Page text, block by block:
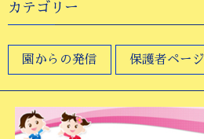
カテゴリー
園からの発信 保護者ページ